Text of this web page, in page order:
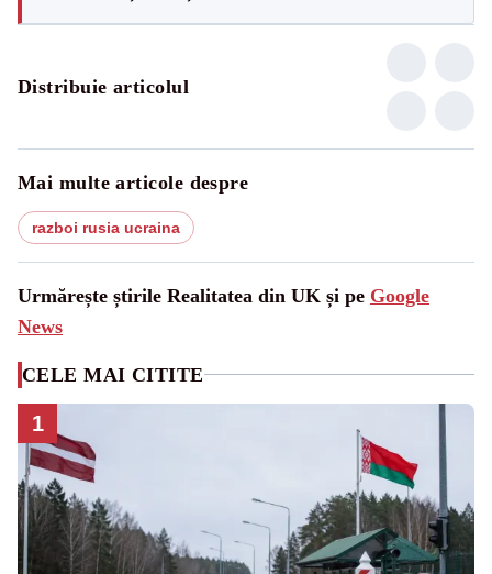
Distribuie articolul
Mai multe articole despre
razboi rusia ucraina
Urmărește știrile Realitatea din UK și pe Google
News
CELE MAI CITITE
1